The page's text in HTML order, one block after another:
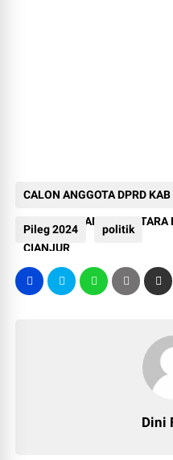
CALON ANGGOTA DPRD
KEBANGKITAN
CIANJUR
Pileg 2024 politik
Dini